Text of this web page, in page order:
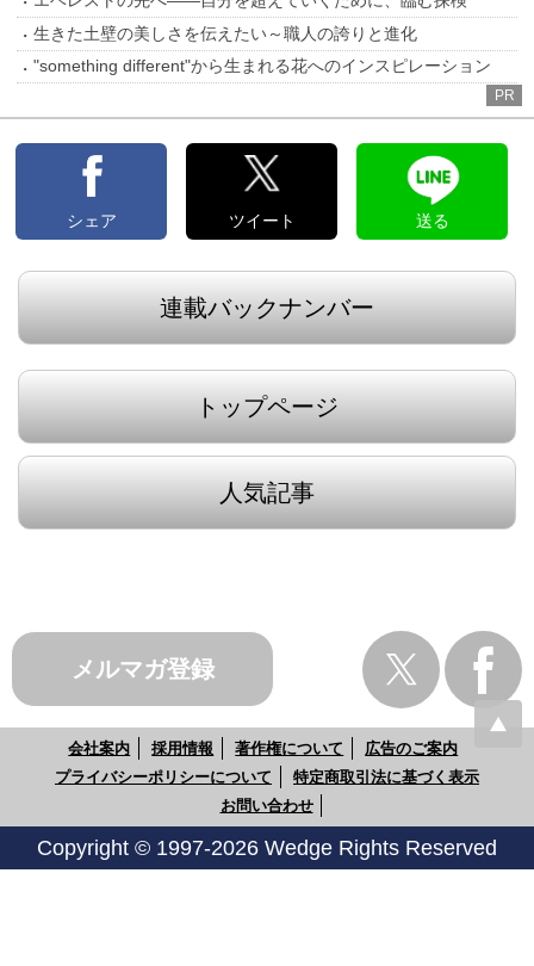
生きた土壁の美しさを伝えたい～職人の誇りと進化
"something different"から生まれる花へのインスピレーション
PR
シェア ツイート 送る
連載バックナンバー
トップページ
人気記事
メルマガ登録
会社案内 採用情報 著作権について
広告のご案内
プライバシーポリシーについて
特定商取引法に基づく表示
お問い合わせ
Copyright © 1997-2026 Wedge Rights Reserved